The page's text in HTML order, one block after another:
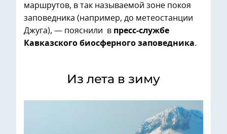
маршрутов, в так называемой зоне покоя
заповедника (например, до метеостанции
Джуга), — пояснили в пресс-службе
Кавказского биосферного заповедника.
Из лета в зиму